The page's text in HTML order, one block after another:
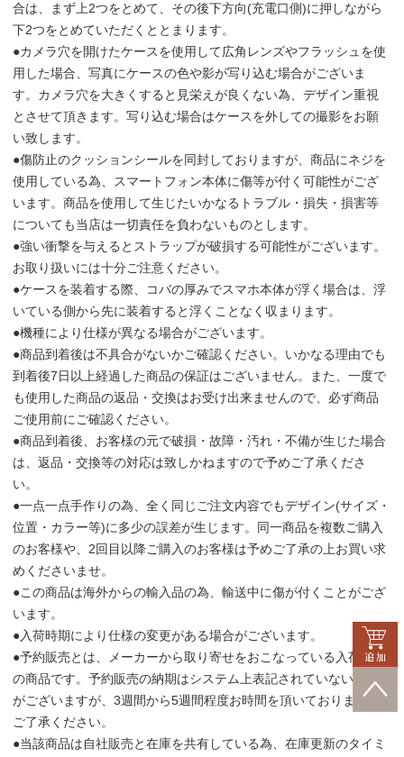
合は、まず上2つをとめて、その後下方向(充電口側)に押しながら
下2つをとめていただくととまります。
●カメラ穴を開けたケースを使用して広角レンズやフラッシュを使
用した場合、写真にケースの色や影が写り込む場合がございま
す。カメラ穴を大きくすると見栄えが良くない為、デザイン重視
とさせて頂きます。写り込む場合はケースを外しての撮影をお願
い致します。
●傷防止のクッションシールを同封しておりますが、商品にネジを
使用している為、スマートフォン本体に傷等が付く可能性がござ
います。商品を使用して生じたいかなるトラブル・損失・損害等
についても当店は一切責任を負わないものとします。
●強い衝撃を与えるとストラップが破損する可能性がございます。
お取り扱いには十分ご注意ください。
●ケースを装着する際、コバの厚みでスマホ本体が浮く場合は、浮
いている側から先に装着すると浮くことなく収まります。
●機種により仕様が異なる場合がございます。
●商品到着後は不具合がないかご確認ください。いかなる理由でも
到着後7日以上経過した商品の保証はございません。また、一度で
も使用した商品の返品・交換はお受け出来ませんので、必ず商品
ご使用前にご確認ください。
●商品到着後、お客様の元で破損・故障・汚れ・不備が生じた場合
は、返品・交換等の対応は致しかねますので予めご了承くださ
い。
●一点一点手作りの為、全く同じご注文内容でもデザイン(サイズ・
位置・カラー等)に多少の誤差が生じます。同一商品を複数ご購入
のお客様や、2回目以降ご購入のお客様は予めご了承の上お買い求
めくださいませ。
●この商品は海外からの輸入品の為、輸送中に傷が付くことがござ
います。
●入荷時期により仕様の変更がある場合がございます。
●予約販売とは、メーカーから取り寄せをおこなっている入荷待ち
の商品です。予約販売の納期はシステム上表記されていない場合
がございますが、3週間から5週間程度お時間を頂いております。
ご了承ください。
●当該商品は自社販売と在庫を共有している為、在庫更新のタイミ